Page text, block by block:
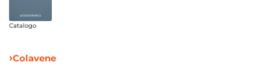
Catalogo
Colavene